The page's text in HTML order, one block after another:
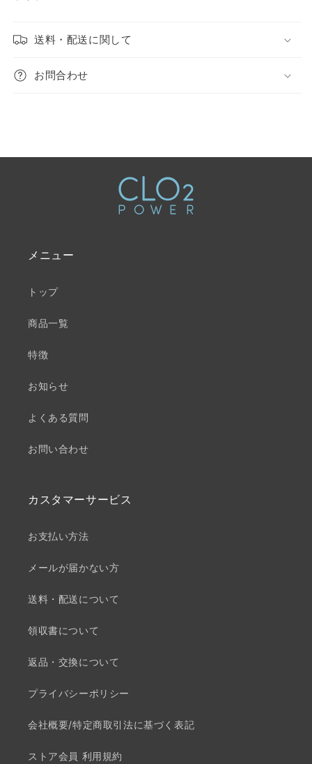
送料・配送に関して
お問合わせ
メニュー
トップ
商品一覧
特徴
お知らせ
よくある質問
お問い合わせ
カスタマーサービス
お支払い方法
メールが届かない方
送料・配送について
領収書について
返品・交換について
プライバシーポリシー
会社概要/特定商取引法に基づく表記
ストア会員 利用規約